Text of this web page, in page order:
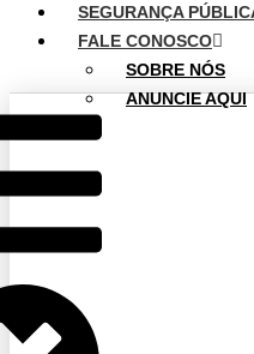
SEGURANÇA
FALE CONOSCO
SOBRE NÓS
ANUNCIE AQUI